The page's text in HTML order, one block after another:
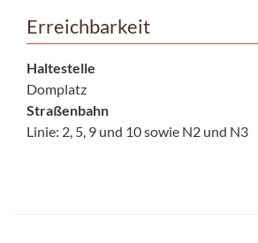
Erreichbarkeit
Haltestelle
Domplatz
Straßenbahn
Linie: 2, 5, 9 und 10 sowie N2 und N3